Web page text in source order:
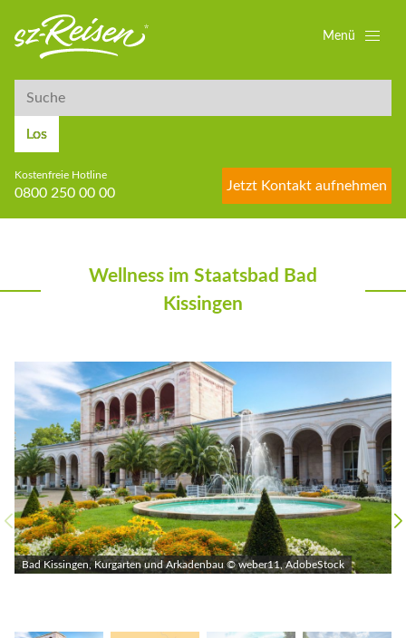
Suche
Los
Kostenfreie Hotline
0800 250 00 00
Jetzt Kontakt aufnehmen
Menü
Wellness im Staatsbad Bad
Kissingen
Bad Kissingen, Kurgarten und Arkadenbau © weber11, AdobeStock